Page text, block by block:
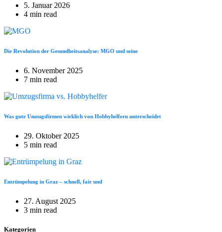
5. Januar 2026
4 min read
Die Revolution der Gesundheitsanalyse: MGO und seine
6. November 2025
7 min read
Was gute Umzugsfirmen wirklich von Hobbyhelfern unterscheidet
29. Oktober 2025
5 min read
Entrümpelung in Graz – schnell, fair und
27. August 2025
3 min read
Kategorien